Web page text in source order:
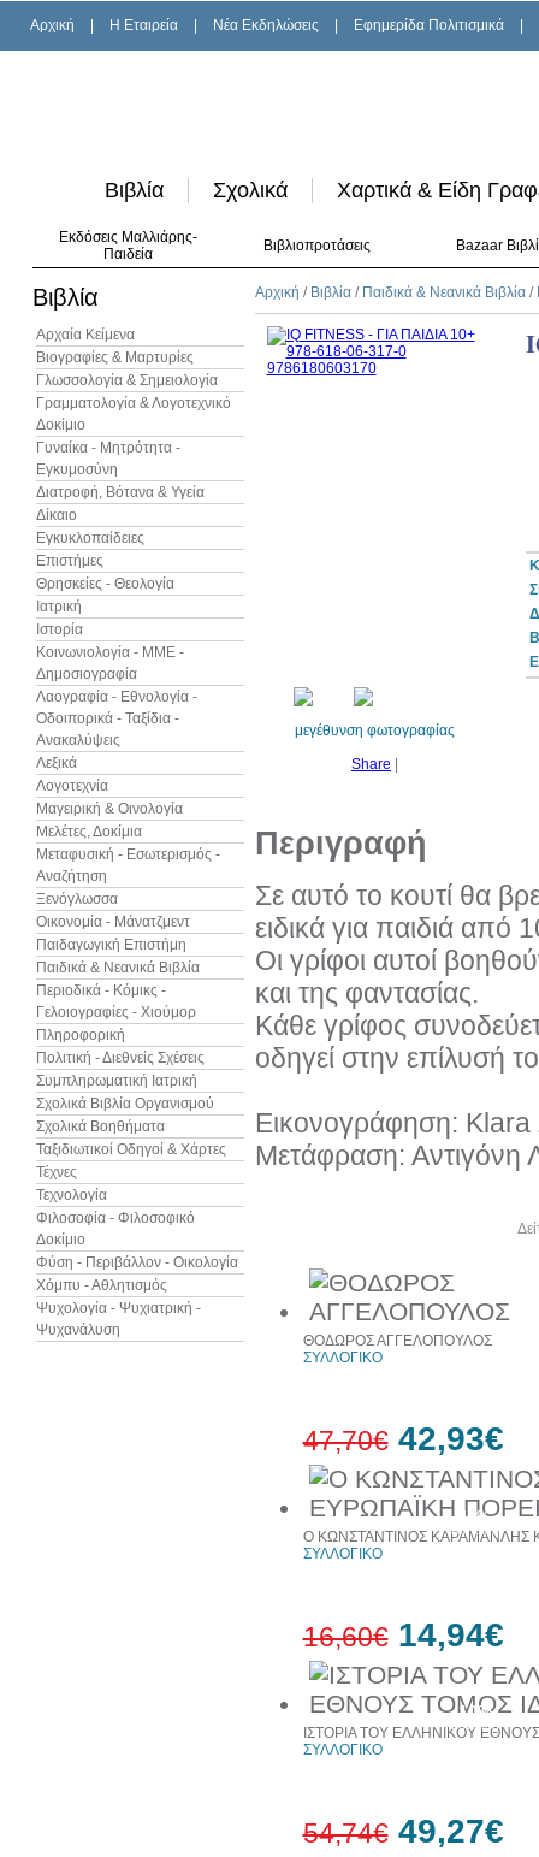
Αρχική H Εταιρεία Νέα Εκδηλώσεις Εφημερίδα Πολιτισμικά
Βιβλία Σχολικά Χαρτικά & Είδη
Εκδόσεις Μαλλιάρης-
Παιδεία
Βιβλιοπροτάσεις Bazaar
Βιβλία
Αρχαία Κείμενα
Βιογραφίες & Μαρτυρίες
Γλωσσολογία & Σημειολογία
Γραμματολογία & Λογοτεχνικό
Δοκίμιο
Γυναίκα - Μητρότητα -
Εγκυμοσύνη
Διατροφή, Βότανα & Υγεία
Δίκαιο
Εγκυκλοπαίδειες
Επιστήμες
Θρησκείες - Θεολογία
Ιατρική
Ιστορία
Κοινωνιολογία - ΜΜΕ -
Δημοσιογραφία
Λαογραφία - Εθνολογία -
Οδοιπορικά - Ταξίδια -
Ανακαλύψεις
Λεξικά
Λογοτεχνία
Μαγειρική & Οινολογία
Μελέτες, Δοκίμια
Μεταφυσική - Εσωτερισμός -
Αναζήτηση
Ξενόγλωσσα
Οικονομία - Μάνατζμεντ
Παιδαγωγική Επιστήμη
Παιδικά & Νεανικά Βιβλία
Περιοδικά - Κόμικς -
Γελοιογραφίες - Χιούμορ
Πληροφορική
Πολιτική - Διεθνείς Σχέσεις
Συμπληρωματική Ιατρική
Σχολικά Βιβλία Οργανισμού
Σχολικά Βοηθήματα
Ταξιδιωτικοί Οδηγοί & Χάρτες
Τέχνες
Τεχνολογία
Φιλοσοφία - Φιλοσοφικό
Δοκίμιο
Φύση - Περιβάλλον - Οικολογία
Χόμπυ - Αθλητισμός
Ψυχολογία - Ψυχιατρική -
Ψυχανάλυση
Αρχική / Βιβλία / Παιδικά & Νεανικά Βιβλία /
μεγέθυνση φωτογραφίας
Share
Περιγραφή
Σε αυτό το κουτί θα
ειδικά για παιδιά από
Οι γρίφοι αυτοί
και της φαντασίας.
Κάθε γρίφος
οδηγεί στην επίλυσή
Εικονογράφηση:
Μετάφραση: Αντιγόνη
10%
έκπτωση
ΘΟΔΩΡΟΣ ΑΓΓΕΛΟΠΟΥΛΟΣ
ΣΥΛΛΟΓΙΚΟ
47,70€ 42,93€
10%
έκπτωση
Ο ΚΩΝΣΤΑΝΤΙΝΟΣ ΚΑΡΑΜΑΝΛΗΣ
ΣΥΛΛΟΓΙΚΟ
16,60€ 14,94€
ΙΣΤΟΡΙΑ ΤΟΥ ΕΛΛΗΝΙΚΟΥ
ΣΥΛΛΟΓΙΚΟ
54,74€ 49,27€